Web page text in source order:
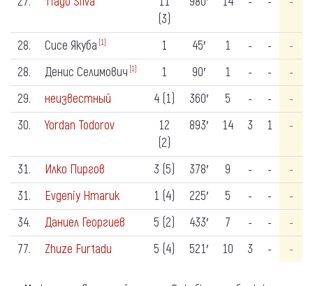
(3)
28. Сисе Якуба [1] 1 45′ 1 - -
-
28.
Денис Селимович [1] 1 90′ 1 - -
-
29.
неизвестный 4 (1) 360′ 5 - -
-
30.
Yordan Todorov
12
(2)
893′ 14 3 1 -
31. Илко Пиргов 3 (5) 378′ 9 - -
-
31.
Evgeniy Hmaruk 1 (4) 225′ 5 - -
-
34.
Даниел Георгиев 5 (2) 433′ 7 - -
-
77.
Zhuze Furtadu 5 (4) 521′ 10 3 - -